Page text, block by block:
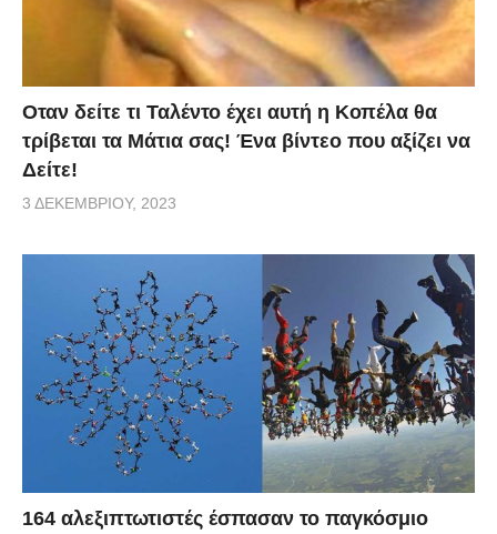
Οταν δείτε τι Ταλέντο έχει αυτή η Κοπέλα θα
τρίβεται τα Μάτια σας! Ένα βίντεο που αξίζει να
Δείτε!
3 ΔΕΚΕΜΒΡΊΟΥ, 2023
164 αλεξιπτωτιστές έσπασαν το παγκόσμιο